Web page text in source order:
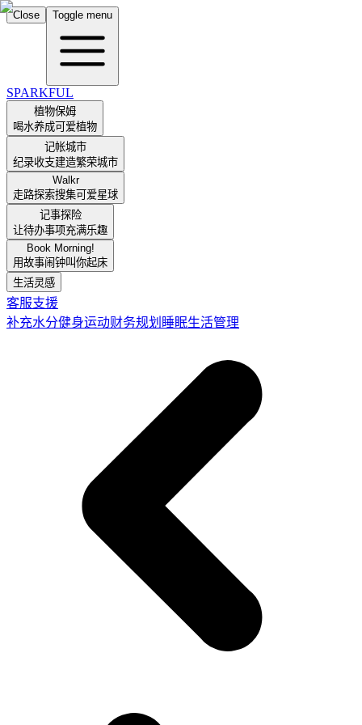
Close Toggle menu
SPARKFUL
植物保姆
喝水养成可爱植物
记帐城市
纪录收支建造繁荣城市
Walkr
走路探索搜集可爱星球
记事探险
让待办事项充满乐趣
Book Morning!
用故事闹钟叫你起床
生活灵感
客服支援
补充水分健身运动财务规划 睡眠生活管理